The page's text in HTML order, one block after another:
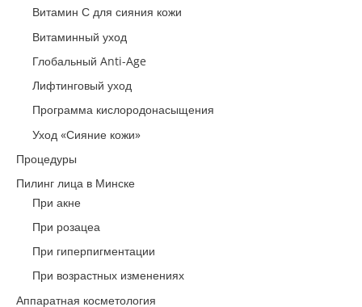
Витамин С для сияния кожи
Витаминный уход
Глобальный Anti-Age
Лифтинговый уход
Программа кислородонасыщения
Уход «Сияние кожи»
Процедуры
Пилинг лица в Минске
При акне
При розацеа
При гиперпигментации
При возрастных изменениях
Аппаратная косметология